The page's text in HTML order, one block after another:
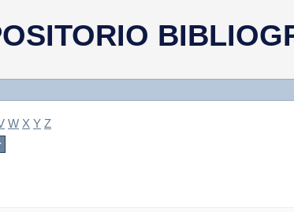
W X Y Z